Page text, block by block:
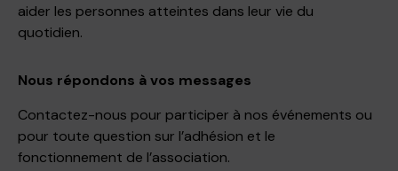
aider les personnes atteintes dans leur vie du
quotidien.
Nous répondons à vos messages
Contactez-nous pour participer à nos événements ou
pour toute question sur l’adhésion et le
fonctionnement de l’association.